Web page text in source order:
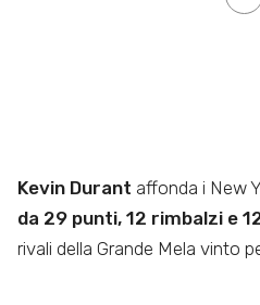
Kevin Durant affonda i New
da 29 punti, 12 rimbalzi e
rivali della Grande Mela vinto